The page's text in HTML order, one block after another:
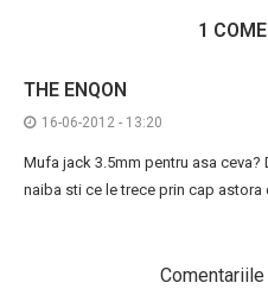
1
THE ENQON
16-06-2012 - 13:20
Mufa jack 3.5mm pentru asa ceva?
naiba sti ce le trece prin cap astora